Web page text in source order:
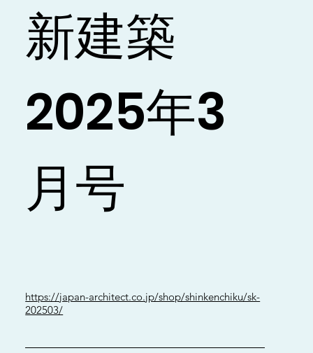
新建築
2025年3
月号
https://japan-architect.co.jp/shop/shinkenchiku/sk-
202503/